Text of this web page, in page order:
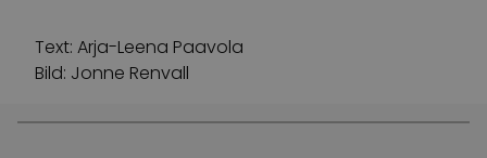
Text: Arja-Leena Paavola
Bild: Jonne Renvall